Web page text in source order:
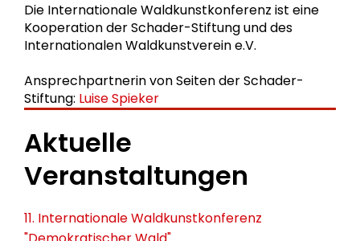
Die Internationale Waldkunstkonferenz ist eine
Kooperation der Schader-Stiftung und des
Internationalen Waldkunstverein e.V.
Ansprechpartnerin von Seiten der Schader-
Stiftung: Luise Spieker
Aktuelle
Veranstaltungen
11. Internationale Waldkunstkonferenz